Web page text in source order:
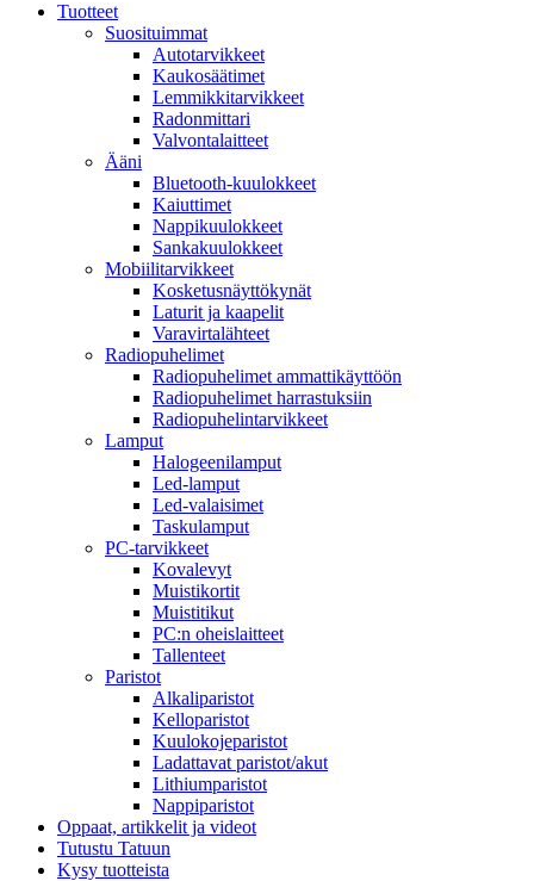
Tuotteet
Suosituimmat
Autotarvikkeet
Kaukosäätimet
Lemmikkitarvikkeet
Radonmittari
Valvontalaitteet
Ääni
Bluetooth-kuulokkeet
Kaiuttimet
Nappikuulokkeet
Sankakuulokkeet
Mobiilitarvikkeet
Kosketusnäyttökynät
Laturit ja kaapelit
Varavirtalähteet
Radiopuhelimet
Radiopuhelimet ammattikäyttöön
Radiopuhelimet harrastuksiin
Radiopuhelintarvikkeet
Lamput
Halogeenilamput
Led-lamput
Led-valaisimet
Taskulamput
PC-tarvikkeet
Kovalevyt
Muistikortit
Muistitikut
PC:n oheislaitteet
Tallenteet
Paristot
Alkaliparistot
Kelloparistot
Kuulokojeparistot
Ladattavat paristot/akut
Lithiumparistot
Nappiparistot
Oppaat, artikkelit ja videot
Tutustu Tatuun
Kysy tuotteista